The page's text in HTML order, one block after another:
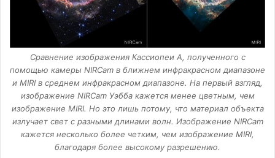
Сравнение изображения Кассиопеи А, полученного с
помощью камеры NIRCam в ближнем инфракрасном диапазоне
и MIRI в среднем инфракрасном диапазоне. На первый взгляд,
изображение NIRCam Уэбба кажется менее цветным, чем
изображение MIRI. Но это лишь потому, что материал объекта
излучает свет с разными длинами волн. Изображение NIRCam
кажется несколько более четким, чем изображение MIRI,
благодаря более высокому разрешению.